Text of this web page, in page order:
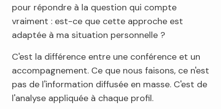
pour répondre à la question qui compte
vraiment : est-ce que cette approche est
adaptée à ma situation personnelle ?
C'est la différence entre une conférence et un
accompagnement. Ce que nous faisons, ce n'est
pas de l'information diffusée en masse. C'est de
l'analyse appliquée à chaque profil.